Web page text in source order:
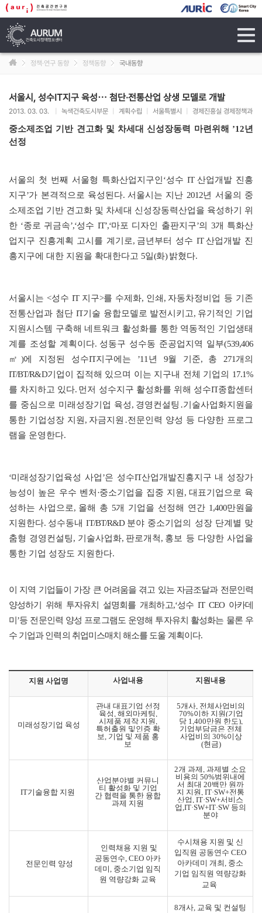
정책·연구 동향 정책동향 국내동향
서울시, 성수IT지구 육성⋯ 첨단·전통산업 상생 모델로 개발
2013. 03. 03. 녹색건축도시부문 계획수립 서울특별시 경제진흥실 경제정책과
중소제조업 기반 견고화 및 차세대 신성장동력 마련위해 ’12년
선정
서울의 첫 번째 서울형 특화산업지구인 ‘성수 IT 산업개발 진흥
지구’가 본격적으로 육성된다. 서울시는 지난 2012년 서울의 중
소제조업 기반 견고화 및 차세대 신성장동력산업을 육성하기 위
한 ‘종로 귀금속’,‘성수 IT’,‘마포 디자인 출판지구’의 3개 특화산
업지구 진흥계획 고시를 계기로, 금년부터 성수 IT산업개발 진
흥지구에 대한 지원을 확대한다고 5일(화)밝혔다.
서울시는<성수 IT 지구>를 수제화, 인쇄 , 자동차정비업 등 기존
전통산업과 첨단 IT기술 융합모델로 발전시키고, 유기적인 기업
지원시스템 구축해 네트워크 활성화를 통한 역동적인 기업생태
계를 조성할 계획이다. 성동구 성수동 준공업지역 일부(539,406
㎡)에 지정된 성수IT지구에는 ’11 년 9월 기준, 총 271개의
IT/BT/R&D기업이 집적해 있으며 이는 지구내 전체 기업의 17.1%
를 차지하고 있다. 먼저 성수지구 활성화를 위해 성수IT종합센터
를 중심으로 미래성장기업 육성, 경영컨설팅 ․기술사업화지원을
통한 기업성장 지원 , 자금지원 ․전문인력 양성 등 다양한 프로그
램을 운영한다.
‘미래성장기업육성 사업’은 성수IT산업개발진흥지구 내 성장가
능성이 높은 우수 벤처 ·중소기업을 집중 지원 , 대표기업으로 육
성하는 사업으로, 올해 총 5개 기업을 선정해 연간 1,400만원을
지원한다. 성수동내IT/BT/R&D 분야 중소기업의 성장 단계별 맞
춤형 경영컨설팅, 기술사업화, 판로개척, 홍보 등 다양한 사업을
통한 기업 성장도 지원한다.
이 지역 기업들이 가장 큰 어려움을 겪고 있는 자금조달과 전문인력
양성하기 위해 투자유치 설명회를 개최하고,‘성수 IT CEO 아카데
미’등 전문인력 양성 프로그램도 운영해 투자유치 활성화는 물론 우
수 기업과 인력의 취업미스매치 해소를 도울 계획 이다.
지원 사업명 사업내용 지원내용
미래성장기업 육성
관내 대표기업 선정
육성, 해외마케 팅,
시제품 제작 지원,
특허출원 및 인증 확
보, 기업 및 제품 홍
보
5개사, 전체사업비의
70%이하 지원(기 업
당 1,400만원 한도),
기업부담금은 전체
사업비의 30%이상
(현금)
IT기술융합 지원
산업분야별 커뮤니
티 활성화 및 기 업
간 협력을 통한 융합
과제 지원
2개 과제, 과제별 소요
비용의 50%범위내에
서 최대 20백만 원까
지 지원, IT·SW+전통
산업, IT·SW+서비스
업,IT·SW+IT·SW 등의
분야
전문인력 양성
인력채용 지원 및
공동연수, CEO 아카
데미, 중소기업 임직
원 역량강화 교육
수시채용 지원 및 신
입직원 공동연수 CEO
아카데미 개최, 중소
기업 임직원 역량강화
교육
8개사, 교육 및 컨설팅